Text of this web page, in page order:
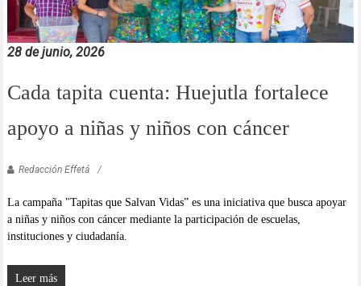
28 de junio, 2026
Cada tapita cuenta: Huejutla fortalece
apoyo a niñas y niños con cáncer
Redacción Effetá
La campaña "Tapitas que Salvan Vidas” es una iniciativa que busca apoyar
a niñas y niños con cáncer mediante la participación de escuelas,
instituciones y ciudadanía.
Leer más